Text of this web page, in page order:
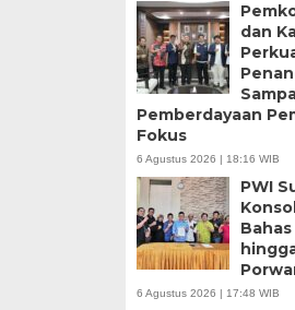
dan
Pemberdayaan
Fokus
6 Agustus 2026 | 18:16 WIB
PWI
6 Agustus 2026 | 17:48 WIB